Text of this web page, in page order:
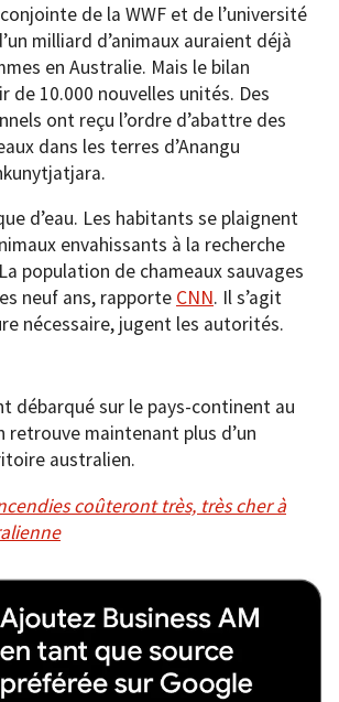
de la WWF et de l’université
milliard d’animaux auraient déjà
en Australie. Mais le bilan
de 10.000 nouvelles unités. Des
ont reçu l’ordre d’abattre des
dans les terres d’Anangu
d’eau. Les habitants se plaignent
envahissants à la recherche
population de chameaux sauvages
neuf ans, rapporte CNN. Il s’agit
nécessaire, jugent les autorités.
débarqué sur le pays-continent au
retrouve maintenant plus d’un
australien.
coûteront très, très cher à